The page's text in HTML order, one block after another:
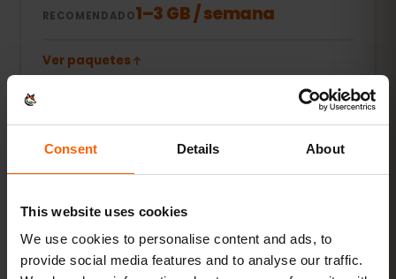
Consent Details About
This website uses cookies
We use cookies to personalise content and ads, to
provide social media features and to analyse our traffic.
RECOMENDADO1–3 GB / semana
Ver paquetes
POPULAR
compartir fotos.
RECOMENDADO 5–10 GB / mes
Ver paquetes